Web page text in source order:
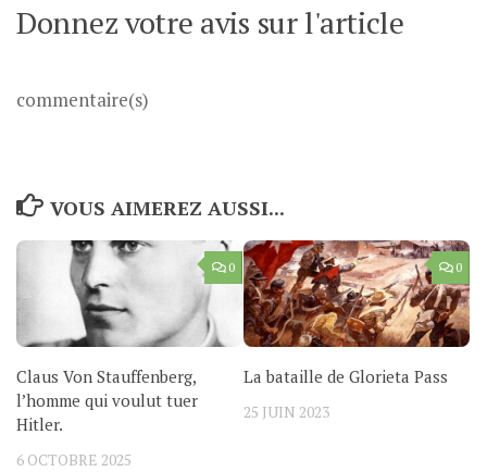
Donnez votre avis sur l'article
commentaire(s)
VOUS AIMEREZ AUSSI...
0
Claus Von Stauffenberg,
l’homme qui voulut tuer
Hitler.
6 OCTOBRE 2025
0
La bataille de Glorieta Pass
25 JUIN 2023